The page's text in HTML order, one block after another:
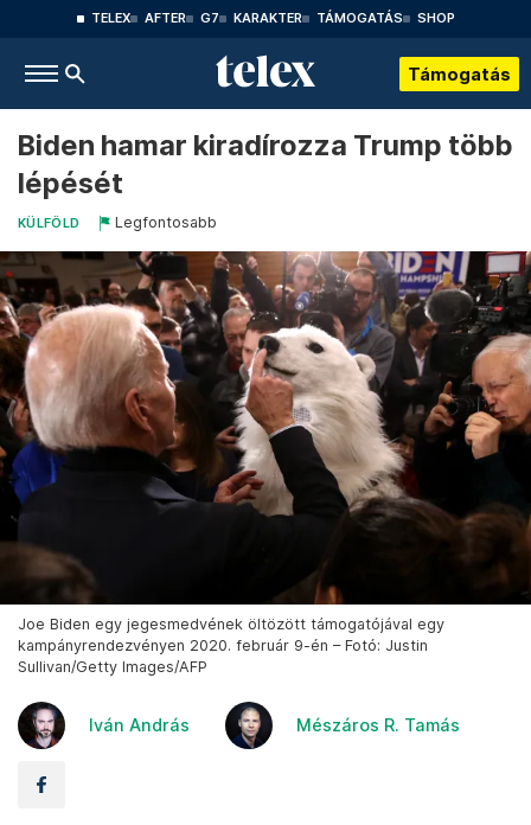
TELEX AFTER G7 KARAKTER TÁMOGATÁS SHOP
Támogatás
Biden hamar kiradírozza Trump több
lépését
KÜLFÖLD Legfontosabb
Joe Biden egy jegesmedvének öltözött támogatójával egy
kampányrendezvényen 2020. február 9-én – Fotó: Justin
Sullivan/Getty Images/AFP
Iván András Mészáros R. Tamás